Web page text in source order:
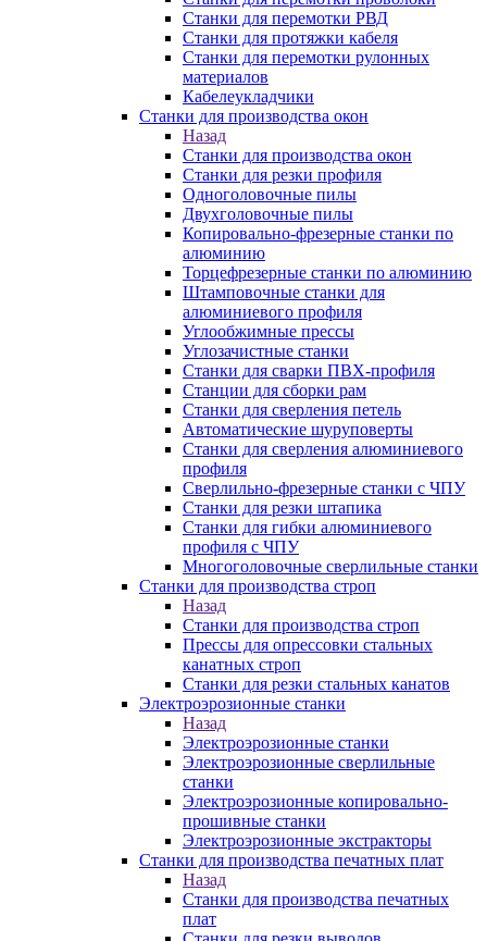
Станки для перемотки РВД
Станки для протяжки кабеля
Станки для перемотки рулонных
материалов
Кабелеукладчики
Станки для производства окон
Назад
Станки для производства окон
Станки для резки профиля
Одноголовочные пилы
Двухголовочные пилы
Копировально-фрезерные станки по
алюминию
Торцефрезерные станки по алюминию
Штамповочные станки для
алюминиевого профиля
Углообжимные прессы
Углозачистные станки
Станки для сварки ПВХ-профиля
Станции для сборки рам
Станки для сверления петель
Автоматические шуруповерты
Станки для сверления алюминиевого
профиля
Сверлильно-фрезерные станки с ЧПУ
Станки для резки штапика
Станки для гибки алюминиевого
профиля с ЧПУ
Многоголовочные сверлильные станки
Станки для производства строп
Назад
Станки для производства строп
Прессы для опрессовки стальных
канатных строп
Станки для резки стальных канатов
Электроэрозионные станки
Назад
Электроэрозионные станки
Электроэрозионные сверлильные
станки
Электроэрозионные копировально-
прошивные станки
Электроэрозионные экстракторы
Станки для производства печатных плат
Назад
Станки для производства печатных
плат